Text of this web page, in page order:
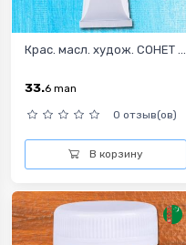
Крас. масл. худож. СОНЕТ ...
33.6 man
0 отзыв(ов)
В корзину